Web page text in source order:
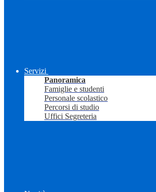
Servizi
Panoramica
Famiglie e studenti
Personale scolastico
Percorsi di studio
Uffici Segreteria